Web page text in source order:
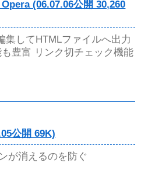
(06.07.06公開 30,260
集してHTMLファイルへ出力
豊富 リンク切チェック機能
公開 69K)
が消えるのを防ぐ